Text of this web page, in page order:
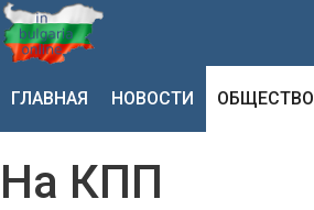
ГЛАВНАЯ НОВОСТИ ОБЩЕСТВО
На КПП